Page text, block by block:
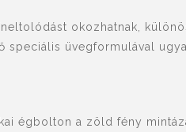
okozhatnak,
speciális üvegformulával
égbolton a zöld fény